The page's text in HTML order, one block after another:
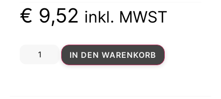
€ 9,52 inkl. MWST
IN DEN WARENKORB